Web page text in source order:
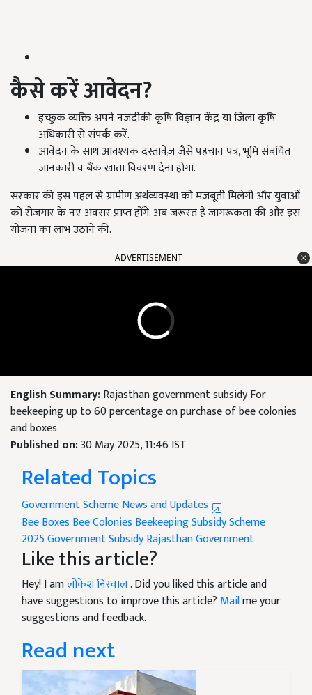
कैसे करें आवेदन?
इच्छुक व्यक्ति अपने नजदीकी कृषि विज्ञान केंद्र या जिला कृषि
अधिकारी से संपर्क करें.
आवेदन के साथ आवश्यक दस्तावेज़ जैसे पहचान पत्र, भूमि संबंधित
जानकारी व बैंक खाता विवरण देना होगा.
सरकार की इस पहल से ग्रामीण अर्थव्यवस्था को मजबूती मिलेगी और युवाओं
को रोजगार के नए अवसर प्राप्त होंगे. अब जरूरत है जागरूकता की और इस
योजना का लाभ उठाने की.
ADVERTISEMENT
English Summary:Rajasthan government subsidy For
beekeeping up to 60 percentage on purchase of bee colonies
and boxes
Published on:30 May 2025, 11:46 IST
Related Topics
Government Scheme News and Updates
Bee Boxes Bee Colonies BeekeepingSubsidy Scheme
2025Government SubsidyRajasthan Government
Like this article?
Hey! I amलोकेश निरवाल. Did you liked this article and
have suggestions to improve this article? Mailme your
suggestions and feedback.
Read next